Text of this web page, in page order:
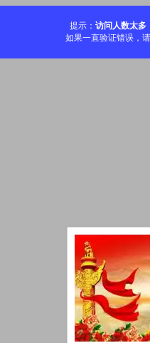
提示： 访问人数太多
如果一直验证错误，